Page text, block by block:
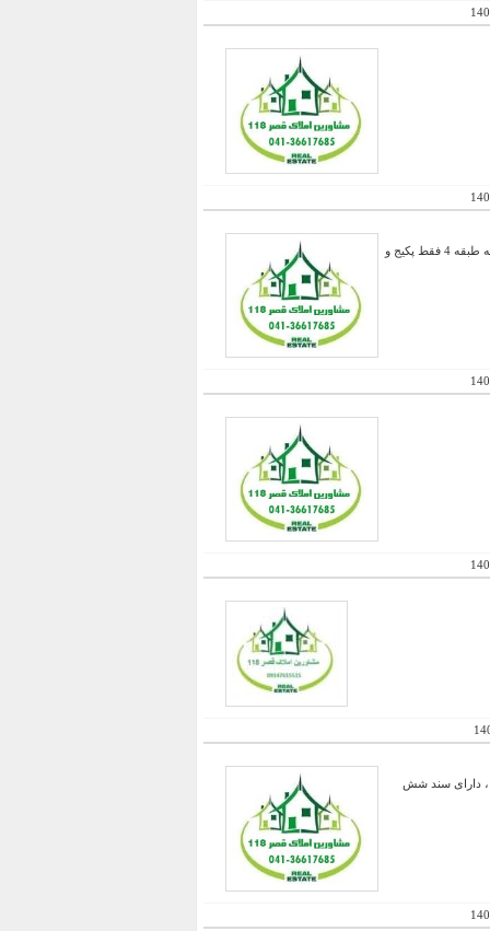
فروش دو واحد مسکونی در طبقات 3 و 4 بصورت یک جا - دارای آشپزخانه سرد و گرم - قابل معاوضه با حیاط دو طبقه طبقه 4 فقط پکیج و
، شیک و مدرن ، بازسازی کلی در سال 95 ، دارای 5 متر انباری ، دارای سند شش